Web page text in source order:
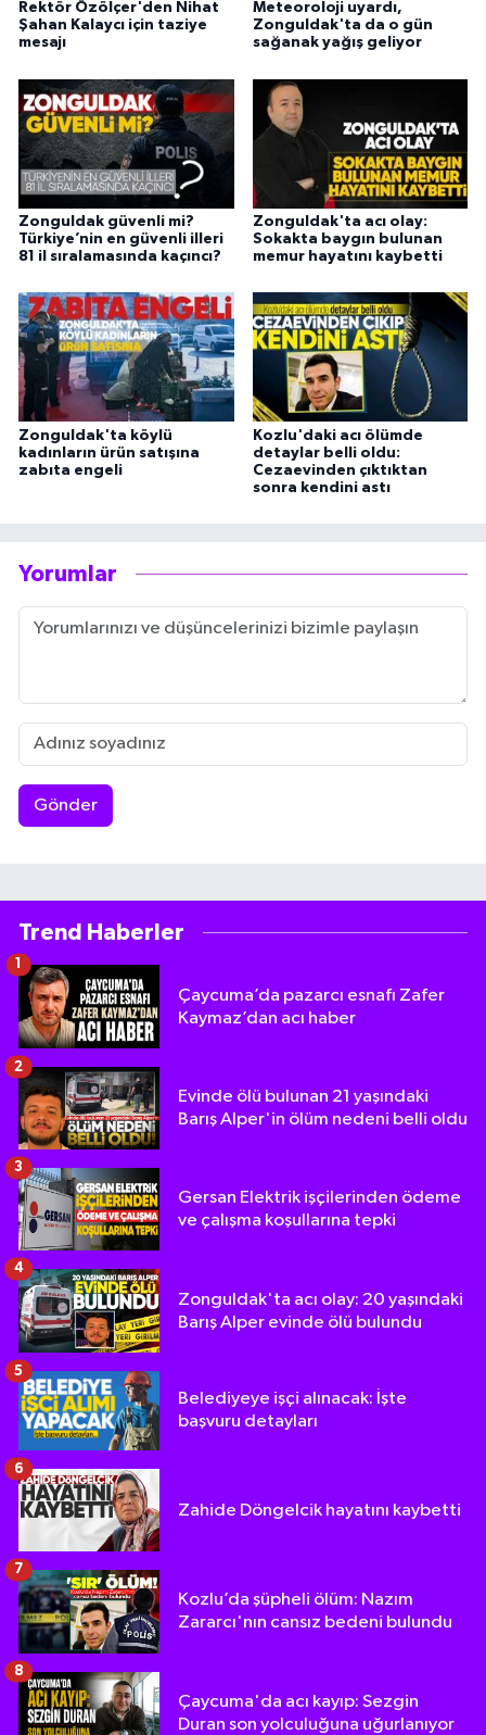
Rektör Özölçer'den Nihat
Şahan Kalaycı için taziye
mesajı
Meteoroloji uyardı,
Zonguldak'ta da o gün
sağanak yağış geliyor
Zonguldak güvenli mi?
Türkiye’nin en güvenli illeri
81 il sıralamasında kaçıncı?
Zonguldak'ta acı olay:
Sokakta baygın bulunan
memur hayatını kaybetti
Zonguldak'ta köylü
kadınların ürün satışına
zabıta engeli
Kozlu'daki acı ölümde
detaylar belli oldu:
Cezaevinden çıktıktan
sonra kendini astı
Yorumlar
Gönder
Trend Haberler
Çaycuma’da pazarcı esnafı Zafer
Kaymaz’dan acı haber
Evinde ölü bulunan 21 yaşındaki
Barış Alper'in ölüm nedeni belli oldu
2
Gersan Elektrik işçilerinden ödeme
ve çalışma koşullarına tepki
3
Zonguldak'ta acı olay: 20 yaşındaki
Barış Alper evinde ölü bulundu
4
Belediyeye işçi alınacak: İşte
başvuru detayları
5
Zahide Döngelcik hayatını kaybetti
6
Kozlu’da şüpheli ölüm: Nazım
Zararcı'nın cansız bedeni bulundu
7
Çaycuma'da acı kayıp: Sezgin
Duran son yolculuğuna uğurlanıyor
8